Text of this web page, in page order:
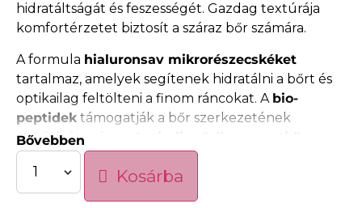
hidratáltságát és feszességét. Gazdag textúrája
komfortérzetet biztosít a száraz bőr számára.
A formula hialuronsav mikrorészecskéket
tartalmaz, amelyek segítenek hidratálni a bőrt és
optikailag feltölteni a finom ráncokat. A bio-
peptidek támogatják a bőr szerkezetének
erősítését, míg az
segíthet mérsékelni a mimikai ráncok
megjelenését.
Bővebben
Kosárba